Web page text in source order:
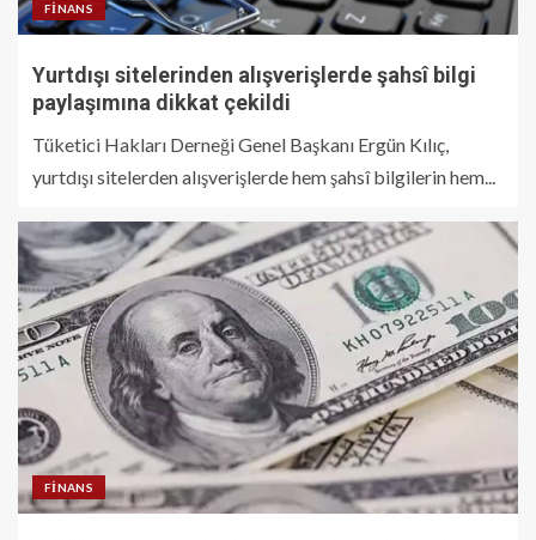
FINANS
Yurtdışı sitelerinden alışverişlerde şahsî bilgi
paylaşımına dikkat çekildi
Tüketici Hakları Derneği Genel Başkanı Ergün Kılıç,
yurtdışı sitelerden alışverişlerde hem şahsî bilgilerin hem...
FINANS